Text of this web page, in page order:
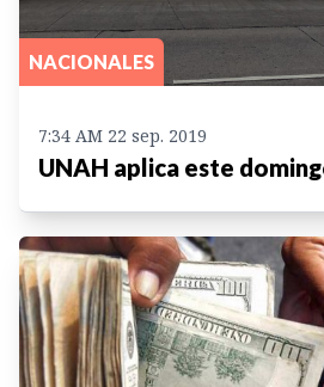
NACIONALES
7:34 AM 22 sep. 2019
UNAH aplica este